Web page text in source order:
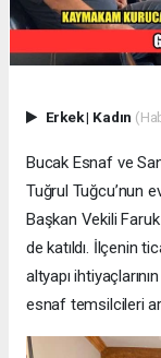
Erkek| Kadın
Bucak Esnaf ve
Tuğrul Tuğcu’nun
Başkan Vekili
de katıldı. İlçenin
altyapı
esnaf temsilcileri